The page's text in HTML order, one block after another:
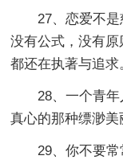
27、恋爱不是
没有公式，没有
都还在执著与追求
28、一个青年
真心的那种缥渺美
29、你不要常